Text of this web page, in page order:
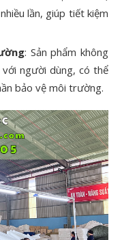
lần, giúp tiết kiệm
: Sản phẩm không
người dùng, có thể
bảo vệ môi trường.